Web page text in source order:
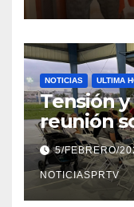
NOTICIAS ULTIMA
Tensión
reunión
Reparto
5/FEBRERO/
NOTICIASPRTV